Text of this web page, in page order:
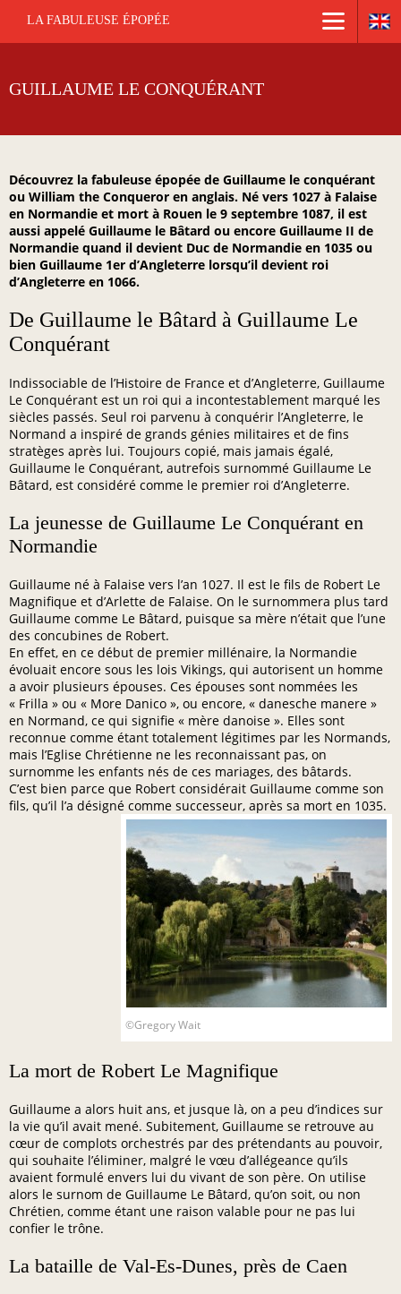
LA FABULEUSE ÉPOPÉE
GUILLAUME LE CONQUÉRANT
Découvrez la fabuleuse épopée de Guillaume le conquérant
ou William the Conqueror en anglais. Né vers 1027 à Falaise
en Normandie et mort à Rouen le 9 septembre 1087, il est
aussi appelé Guillaume le Bâtard ou encore Guillaume II de
Normandie quand il devient Duc de Normandie en 1035 ou
bien Guillaume 1er d’Angleterre lorsqu’il devient roi
d’Angleterre en 1066.
De Guillaume le Bâtard à Guillaume Le
Conquérant
Indissociable de l’Histoire de France et d’Angleterre, Guillaume
Le Conquérant est un roi qui a incontestablement marqué les
siècles passés. Seul roi parvenu à conquérir l’Angleterre, le
Normand a inspiré de grands génies militaires et de fins
stratèges après lui. Toujours copié, mais jamais égalé,
Guillaume le Conquérant, autrefois surnommé Guillaume Le
Bâtard, est considéré comme le premier roi d’Angleterre.
La jeunesse de Guillaume Le Conquérant en
Normandie
Guillaume né à Falaise vers l’an 1027. Il est le fils de Robert Le
Magnifique et d’Arlette de Falaise. On le surnommera plus tard
Guillaume comme Le Bâtard, puisque sa mère n’était que l’une
des concubines de Robert.
En effet, en ce début de premier millénaire, la Normandie
évoluait encore sous les lois Vikings, qui autorisent un homme
a avoir plusieurs épouses. Ces épouses sont nommées les
« Frilla » ou « More Danico », ou encore, « danesche manere »
en Normand, ce qui signifie « mère danoise ». Elles sont
reconnue comme étant totalement légitimes par les Normands,
mais l’Eglise Chrétienne ne les reconnaissant pas, on
surnomme les enfants nés de ces mariages, des bâtards.
C’est bien parce que Robert considérait Guillaume comme son
fils, qu’il l’a désigné comme successeur, après sa mort en 1035.
©Gregory Wait
La mort de Robert Le Magnifique
Guillaume a alors huit ans, et jusque là, on a peu d’indices sur
la vie qu’il avait mené. Subitement, Guillaume se retrouve au
cœur de complots orchestrés par des prétendants au pouvoir,
qui souhaite l’éliminer, malgré le vœu d’allégeance qu’ils
avaient formulé envers lui du vivant de son père. On utilise
alors le surnom de Guillaume Le Bâtard, qu’on soit, ou non
Chrétien, comme étant une raison valable pour ne pas lui
confier le trône.
La bataille de Val-Es-Dunes, près de Caen